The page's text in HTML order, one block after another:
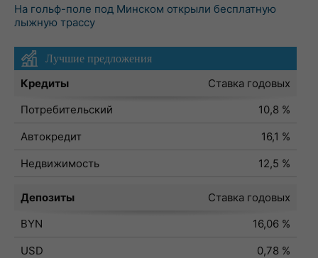
На гольф-поле под Минском открыли бесплатную
лыжную трассу
Лучшие предложения
Кредиты
Ставка годовых
Потребительский
10,8 %
Автокредит
16,1 %
Недвижимость
12,5 %
Депозиты
Ставка годовых
BYN
16,06 %
USD
0,78 %